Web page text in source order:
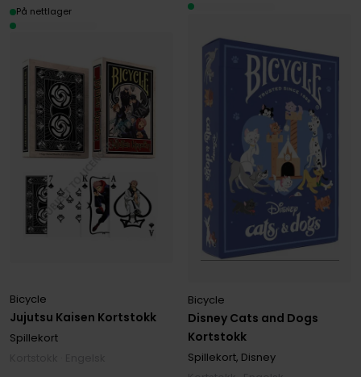
Jujutsu Kaisen Kortstokk
Bicycle
Spillekort
På nettlager
Disney Cats and Dogs
Kortstokk
Bicycle
Spillekort, Disney